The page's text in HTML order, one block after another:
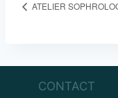
ATELIER
CONTACT